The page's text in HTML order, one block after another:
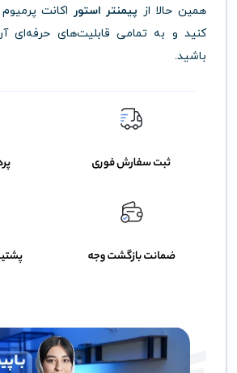
همین حالا از پیمنتر استور
کنید و به تمامی قابلیت‌های حرفه‌ای
باشید.